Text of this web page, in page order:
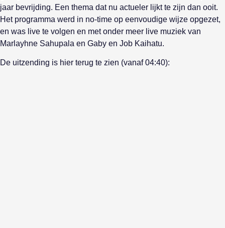
jaar bevrijding. Een thema dat nu actueler lijkt te zijn dan ooit.
Het programma werd in no-time op eenvoudige wijze opgezet,
en was live te volgen en met onder meer live muziek van
Marlayhne Sahupala en Gaby en Job Kaihatu.
De uitzending is hier terug te zien (vanaf 04:40):